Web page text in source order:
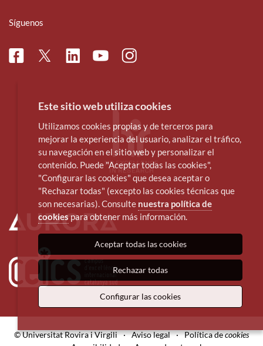
Síguenos
FacebookTwitterLinkedinYoutubeInstagram
© Universitat Rovira i Virgili · Aviso legal · Política decookies
Este sitio web utiliza cookies
Utilizamos cookies propias y de terceros para
mejorar la experiencia del usuario, analizar el tráfico,
su navegación en el sitio web y personalizar el
contenido. Puede "Aceptar todas las cookies",
"Configurar las cookies" que desea aceptar o
"Rechazar todas" (excepto las cookies técnicas que
son necesarias). Consulte nuestra política de
cookies para obtener más información.
Aceptar todas las cookies
Rechazar todas
Configurar las cookies